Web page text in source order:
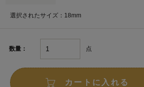
選択されたサイズ：18mm
数量： 点
カートに入れる